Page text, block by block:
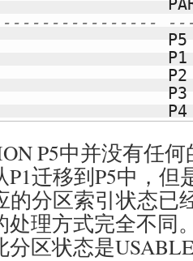
P5中并没有任
迁移到P5中，但
的分区索引状态已
处理方式完全不同
区状态是